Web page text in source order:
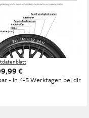
Ganzjahresreifen
€
- in 4-5 Werktagen bei dir